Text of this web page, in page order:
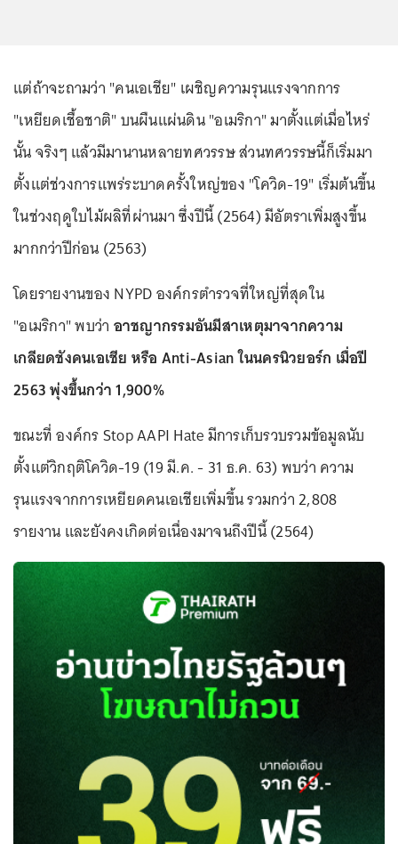
แต่ถ้าจะถามว่า "คนเอเชีย" เผชิญความรุนแรงจากการ
"เหยียดเชื้อชาติ" บนผืนแผ่นดิน "อเมริกา" มาตั้งแต่เมื่อไหร่
นั้น จริงๆ แล้วมีมานานหลายทศวรรษ ส่วนทศวรรษนี้ก็เริ่มมา
ตั้งแต่ช่วงการแพร่ระบาดครั้งใหญ่ของ "โควิด-19" เริ่มต้นขึ้น
ในช่วงฤดูใบไม้ผลิที่ผ่านมา ซึ่งปีนี้ (2564) มีอัตราเพิ่มสูงขึ้น
มากกว่าปีก่อน (2563)
โดยรายงานของ NYPD องค์กรตำรวจที่ใหญ่ที่สุดใน
"อเมริกา" พบว่า อาชญากรรมอันมีสาเหตุมาจากความ
เกลียดชังคนเอเชีย หรือ Anti-Asian ในนครนิวยอร์ก เมื่อปี
2563 พุ่งขึ้นกว่า 1,900%
ขณะที่ องค์กร Stop AAPI Hate มีการเก็บรวบรวมข้อมูลนับ
ตั้งแต่วิกฤติโควิด-19 (19 มี.ค. - 31 ธ.ค. 63) พบว่า ความ
รุนแรงจากการเหยียดคนเอเชียเพิ่มขึ้น รวมกว่า 2,808
รายงาน และยังคงเกิดต่อเนื่องมาจนถึงปีนี้ (2564)